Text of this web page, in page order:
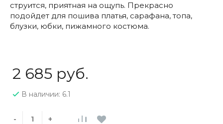
струится, приятная на ощупь. Прекрасно
подойдет для пошива платья, сарафана, топа,
блузки, юбки, пижамного костюма.
2 685 руб.
В наличии: 6.1
- +